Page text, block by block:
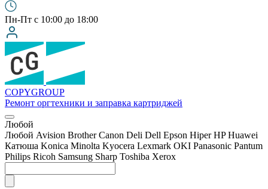
Пн-Пт с 10:00 до 18:00
COPYGROUP
Ремонт оргтехники и заправка картриджей
Любой
Любой Avision Brother Canon Deli Dell Epson Hiper HP Huawei
Катюша Konica Minolta Kyocera Lexmark OKI Panasonic Pantum
Philips Ricoh Samsung Sharp Toshiba Xerox